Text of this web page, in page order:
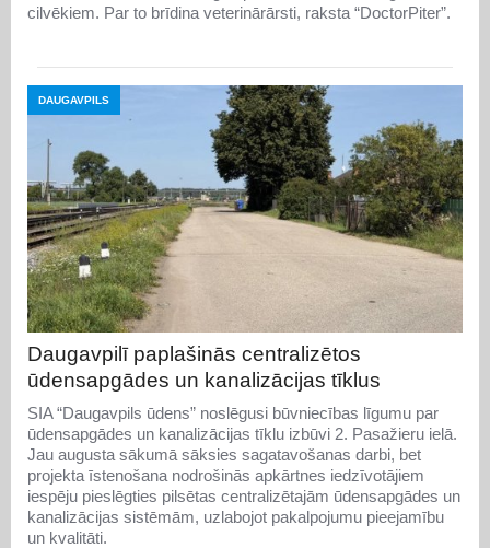
cilvēkiem. Par to brīdina veterinārārsti, raksta “DoctorPiter”.
DAUGAVPILS
Daugavpilī paplašinās centralizētos
ūdensapgādes un kanalizācijas tīklus
SIA “Daugavpils ūdens” noslēgusi būvniecības līgumu par
ūdensapgādes un kanalizācijas tīklu izbūvi 2. Pasažieru ielā.
Jau augusta sākumā sāksies sagatavošanas darbi, bet
projekta īstenošana nodrošinās apkārtnes iedzīvotājiem
iespēju pieslēgties pilsētas centralizētajām ūdensapgādes un
kanalizācijas sistēmām, uzlabojot pakalpojumu pieejamību
un kvalitāti.